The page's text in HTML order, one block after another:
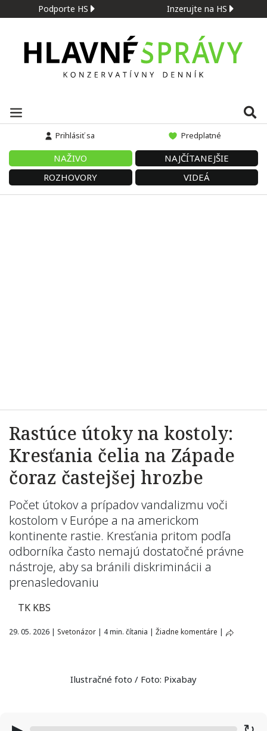
Podporte HS Inzerujte na HS
Prihlásiť sa Predplatné
NAŽIVO
NAJČÍTANEJŠIE
ROZHOVORY
VIDEÁ
Rastúce útoky na kostoly:
Kresťania čelia na Západe
čoraz častejšej hrozbe
Počet útokov a prípadov vandalizmu voči
kostolom v Európe a na americkom
kontinente rastie. Kresťania pritom podľa
odborníka často nemajú dostatočné právne
nástroje, aby sa bránili diskriminácii a
prenasledovaniu
TK KBS
29. 05. 2026 | Svetonázor | 4 min. čítania | Žiadne komentáre |
Ilustračné foto / Foto: Pixabay